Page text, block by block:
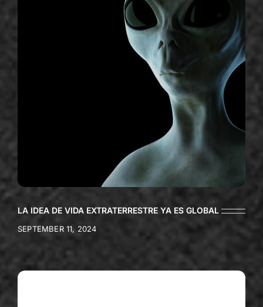
LA IDEA DE VIDA EXTRATERRESTRE YA ES GLOBAL
SEPTEMBER 11, 2024